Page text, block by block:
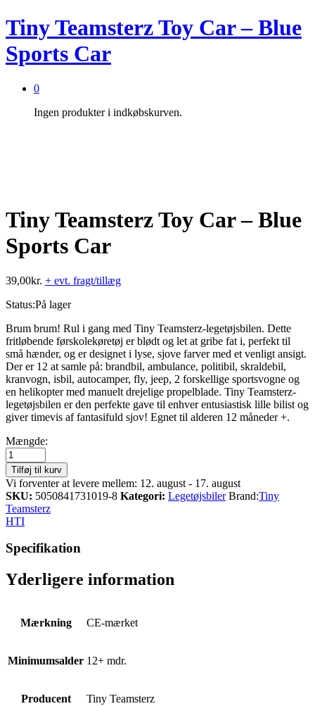
Tiny Teamsterz Toy Car – Blue
Sports Car
0
Ingen produkter i indkøbskurven.
Tiny Teamsterz Toy Car – Blue
Sports Car
39,00kr. + evt. fragt/tillæg
Status:På lager
Brum brum! Rul i gang med Tiny Teamsterz-legetøjsbilen. Dette
fritløbende førskolekøretøj er blødt og let at gribe fat i, perfekt til
små hænder, og er designet i lyse, sjove farver med et venligt ansigt.
Der er 12 at samle på: brandbil, ambulance, politibil, skraldebil,
kranvogn, isbil, autocamper, fly, jeep, 2 forskellige sportsvogne og
en helikopter med manuelt drejelige propelblade. Tiny Teamsterz-
legetøjsbilen er den perfekte gave til enhver entusiastisk lille bilist og
giver timevis af fantasifuld sjov! Egnet til alderen 12 måneder +.
Tiny
Teamsterz
Toy
Car
-
Blue
Sports
Car
mængde
Mængde:
Tilføj til kurv
Vi forventer at levere mellem: 12. august - 17. august
SKU: 5050841731019-8 Kategori: Legetøjsbiler Brand:Tiny
Teamsterz
HTI
Specifikation
Yderligere information
Mærkning CE-mærket
Minimumsalder 12+ mdr.
Producent Tiny Teamsterz